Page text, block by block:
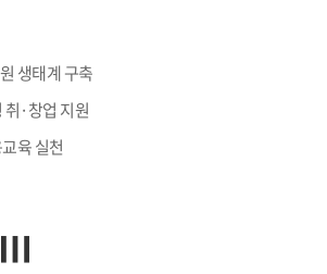
생태계 구축
취·창업 지원
육 실천
Ⅲ